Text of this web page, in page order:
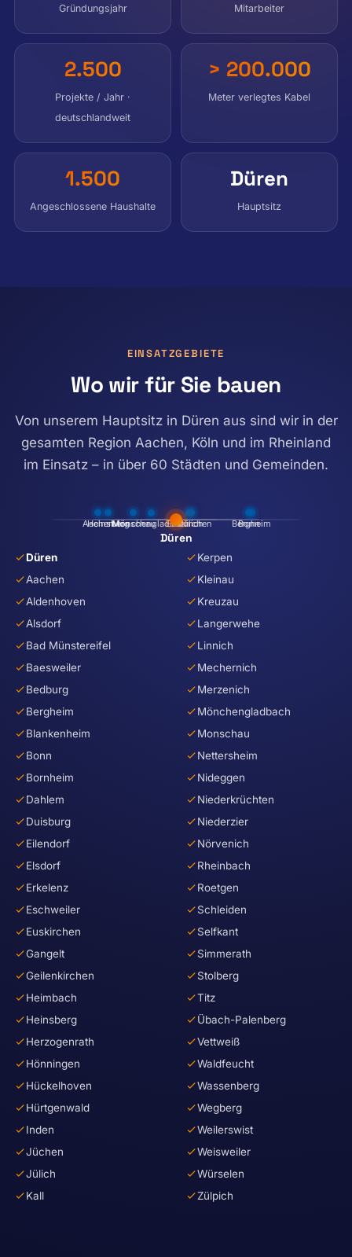
Gründungsjahr Mitarbeiter
2.500
Projekte / Jahr ·
deutschlandweit
> 200.000
Meter verlegtes Kabel
1.500
Angeschlossene Haushalte
Düren
Hauptsitz
EINSATZGEBIETE
Wo wir für Sie bauen
Von unserem Hauptsitz in Düren aus sind wir in der
gesamten Region Aachen, Köln und im Rheinland
im Einsatz – in über 60 Städten und Gemeinden.
MönchengladbachJülich
Heinsberg Bergheim
Aachen Bonn
Euskirchen
Monschau
Düren
Aachen
Aldenhoven
Alsdorf
Bad Münstereifel
Baesweiler
Bedburg
Bergheim
Blankenheim
Bonn
Bornheim
Dahlem
Duisburg
Eilendorf
Elsdorf
Erkelenz
Eschweiler
Euskirchen
Gangelt
Geilenkirchen
Heimbach
Heinsberg
Herzogenrath
Hönningen
Hückelhoven
Hürtgenwald
Inden
Jüchen
Jülich
Kall
Kerpen
Kleinau
Kreuzau
Langerwehe
Linnich
Mechernich
Merzenich
Mönchengladbach
Monschau
Nettersheim
Nideggen
Niederkrüchten
Niederzier
Nörvenich
Rheinbach
Roetgen
Schleiden
Selfkant
Simmerath
Stolberg
Titz
Übach-Palenberg
Vettweiß
Waldfeucht
Wassenberg
Wegberg
Weilerswist
Weisweiler
Würselen
Zülpich